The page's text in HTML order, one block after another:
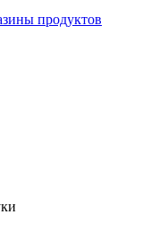
продуктов